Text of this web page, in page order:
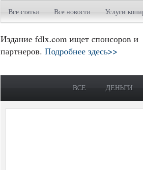
Все статьи Все новости Услуги
Издание fdlx.com ищет спонсоров и
партнеров. Подробнее здесь>>
ВСЕ ДЕНЬГИ